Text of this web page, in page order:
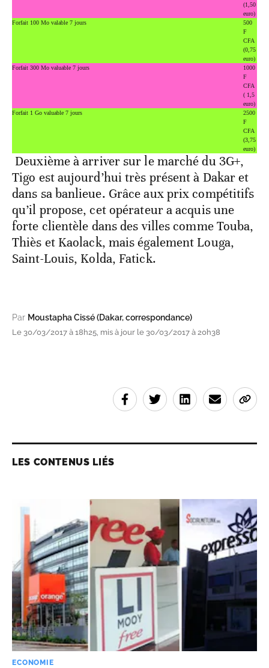
(1,50
euro)
Forfait 100 Mo valable 7 jours
500
F
CFA
(0,75
euro)
Forfait 300 Mo valuable 7 jours
1000
F
CFA
( 1,5
euro)
Forfait 1 Go valuable 7 jours
2500
F
CFA
(3,75
euro)
Deuxième à arriver sur le marché du 3G+,
Tigo est aujourd’hui très présent à Dakar et
dans sa banlieue. Grâce aux prix compétitifs
qu’il propose, cet opérateur a acquis une
forte clientèle dans des villes comme Touba,
Thiès et Kaolack, mais également Louga,
Saint-Louis, Kolda, Fatick.
Par Moustapha Cissé (Dakar, correspondance)
Le 30/03/2017 à 18h25, mis à jour le 30/03/2017 à 20h38
LES CONTENUS LIÉS
ECONOMIE